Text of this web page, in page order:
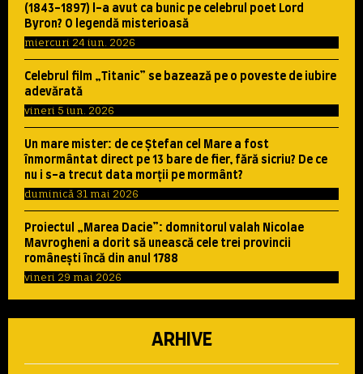
(1843-1897) l-a avut ca bunic pe celebrul poet Lord
Byron? O legendă misterioasă
miercuri 24 iun. 2026
Celebrul film „Titanic” se bazează pe o poveste de iubire
adevărată
vineri 5 iun. 2026
Un mare mister: de ce Ştefan cel Mare a fost
înmormântat direct pe 13 bare de fier, fără sicriu? De ce
nu i s-a trecut data morţii pe mormânt?
duminică 31 mai 2026
Proiectul „Marea Dacie”: domnitorul valah Nicolae
Mavrogheni a dorit să unească cele trei provincii
româneşti încă din anul 1788
vineri 29 mai 2026
ARHIVE